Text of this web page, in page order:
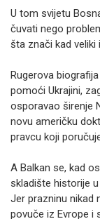
U tom svijetu
čuvati nego
šta znači kad veliki
Rugerova
pomoći Ukrajini,
osporavao širenje
novu američku
pravcu koji
A Balkan se, kad
skladište historije
Jer prazninu nikad
povuče iz Evrope i